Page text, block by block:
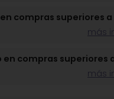
compras superiores a
más
en compras superiores
más